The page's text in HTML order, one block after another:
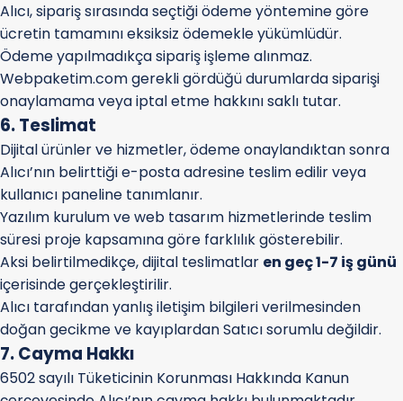
Alıcı, sipariş sırasında seçtiği ödeme yöntemine göre
ücretin tamamını eksiksiz ödemekle yükümlüdür.
Ödeme yapılmadıkça sipariş işleme alınmaz.
Webpaketim.com gerekli gördüğü durumlarda siparişi
onaylamama veya iptal etme hakkını saklı tutar.
6. Teslimat
Dijital ürünler ve hizmetler, ödeme onaylandıktan sonra
Alıcı’nın belirttiği e-posta adresine teslim edilir veya
kullanıcı paneline tanımlanır.
Yazılım kurulum ve web tasarım hizmetlerinde teslim
süresi proje kapsamına göre farklılık gösterebilir.
Aksi belirtilmedikçe, dijital teslimatlar en geç 1-7 iş günü
içerisinde gerçekleştirilir.
Alıcı tarafından yanlış iletişim bilgileri verilmesinden
doğan gecikme ve kayıplardan Satıcı sorumlu değildir.
7. Cayma Hakkı
6502 sayılı Tüketicinin Korunması Hakkında Kanun